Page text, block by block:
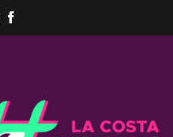
INSTAGRAM